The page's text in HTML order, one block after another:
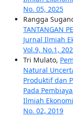
No. 05, 2025
Rangga
TANTANGAN
Jurnal Ilmiah
Vol.9, No.1,
Tri Mulato,
Natural
Produktif dan
Pada
Ilmiah
No. 02, 2019